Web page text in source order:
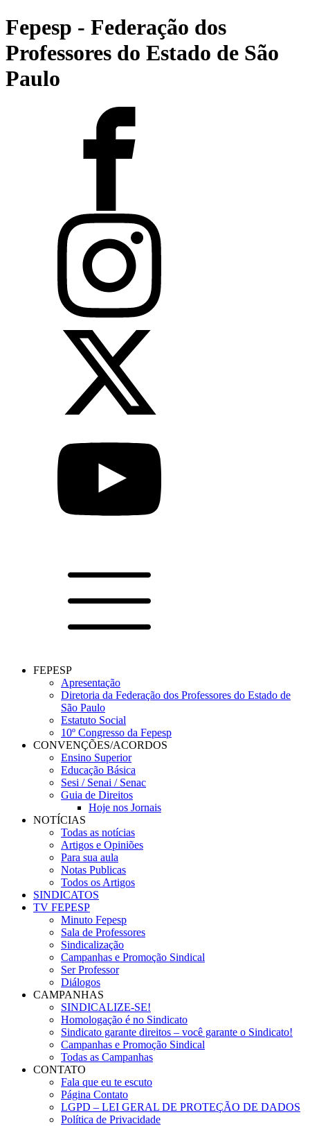
Fepesp - Federação dos
Professores do Estado de São
Paulo
FEPESP
Apresentação
Diretoria da Federação dos Professores do Estado de
São Paulo
Estatuto Social
10º Congresso da Fepesp
CONVENÇÕES/ACORDOS
Ensino Superior
Educação Básica
Sesi / Senai / Senac
Guia de Direitos
Hoje nos Jornais
NOTÍCIAS
Todas as notícias
Artigos e Opiniões
Para sua aula
Notas Publicas
Todos os Artigos
SINDICATOS
TV FEPESP
Minuto Fepesp
Sala de Professores
Sindicalização
Campanhas e Promoção Sindical
Ser Professor
Diálogos
CAMPANHAS
SINDICALIZE-SE!
Homologação é no Sindicato
Sindicato garante direitos – você garante o Sindicato!
Campanhas e Promoção Sindical
Todas as Campanhas
CONTATO
Fala que eu te escuto
Página Contato
LGPD – LEI GERAL DE PROTEÇÃO DE DADOS
Política de Privacidade